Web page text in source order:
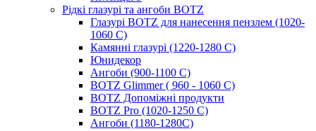
Рідкі глазурі та ангоби BOTZ
Глазурі BOTZ для нанесення пензлем (1020-
1060 C)
Камянні глазурі (1220-1280 С)
Юнидекор
Ангоби (900-1100 С)
BOTZ Glimmer ( 960 - 1060 С)
BOTZ Допоміжні продукти
BOTZ Pro (1020-1250 C)
Ангоби (1180-1280С)